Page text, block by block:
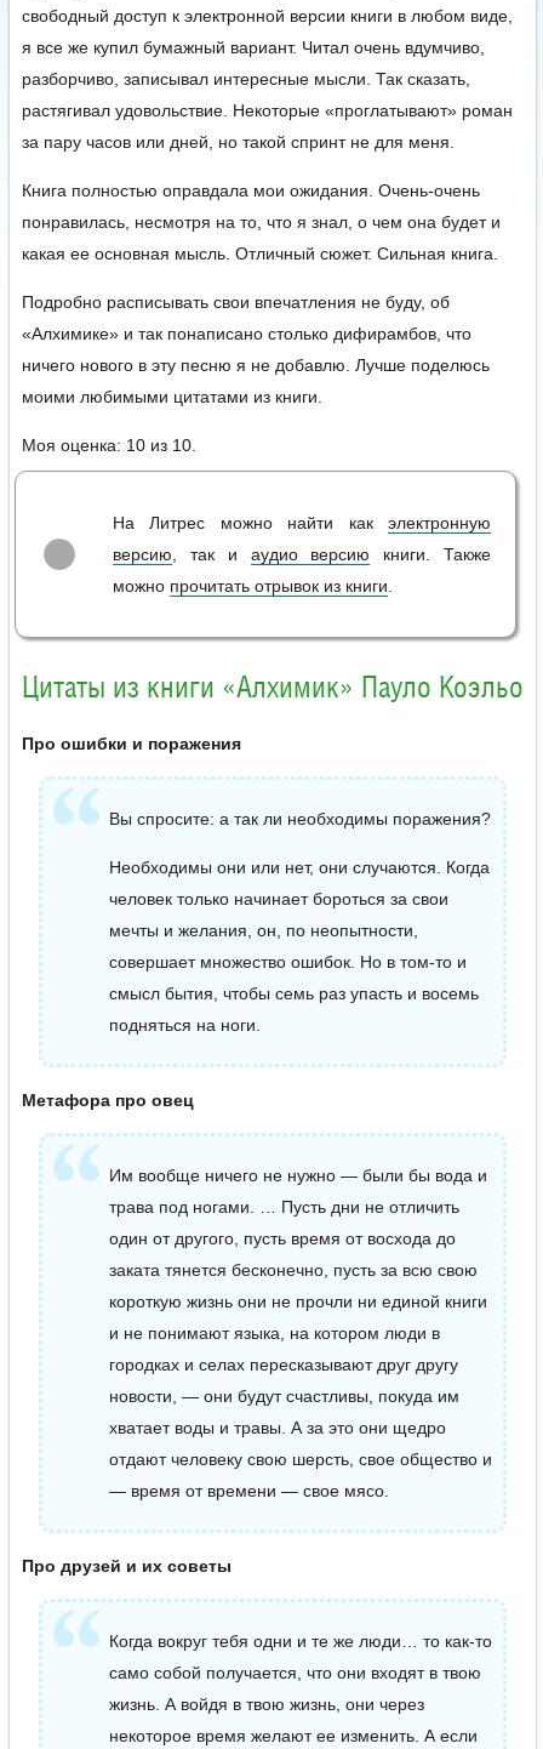
свободный доступ к электронной версии книги в любом виде,
я все же купил бумажный вариант. Читал очень вдумчиво,
разборчиво, записывал интересные мысли. Так сказать,
растягивал удовольствие. Некоторые «проглатывают» роман
за пару часов или дней, но такой спринт не для меня.
Книга полностью оправдала мои ожидания. Очень-очень
понравилась, несмотря на то, что я знал, о чем она будет и
какая ее основная мысль. Отличный сюжет. Сильная книга.
Подробно расписывать свои впечатления не буду, об
«Алхимике» и так понаписано столько дифирамбов, что
ничего нового в эту песню я не добавлю. Лучше поделюсь
моими любимыми цитатами из книги.
Моя оценка: 10 из 10
На Литрес можно найти как электронную
версию , так и аудио версию книги. Также
можно прочитать отрывок из книги
Цитаты из книги «Алхимик» Пауло Коэльо
Про ошибки и поражения
Вы спросите: а так ли необходимы поражения?
Необходимы они или нет, они случаются. Когда
человек только начинает бороться за свои
мечты и желания, он, по неопытности,
совершает множество ошибок. Но в том-то и
смысл бытия, чтобы семь раз упасть и восемь
подняться на ноги.
Метафора про овец
Им вообще ничего не нужно — были бы вода и
трава под ногами. … Пусть дни не отличить
один от другого, пусть время от восхода до
заката тянется бесконечно, пусть за всю свою
короткую жизнь они не прочли ни единой книги
и не понимают языка, на котором люди в
городках и селах пересказывают друг другу
новости, — они будут счастливы, покуда им
хватает воды и травы. А за это они щедро
отдают человеку свою шерсть, свое общество и
— время от времени — свое мясо.
Про друзей и их советы
Когда вокруг тебя одни и те же люди… то как-то
само собой получается, что они входят в твою
жизнь. А войдя в твою жизнь, они через
некоторое время желают ее изменить. А если